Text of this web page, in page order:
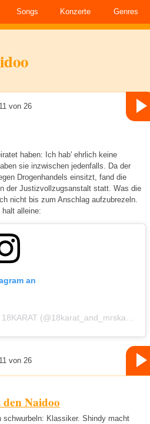
Songs Konzerte Genres
von 26
haben: Ich hab' ehrlich keine
sie inzwischen jedenfalls. Da der
Drogenhandels einsitzt, fand die
der Justizvollzugsanstalt statt. Was die
nicht bis zum Anschlag aufzubrezeln.
alleine:
an
von 26
Naidoo
schwurbeln: Klassiker. Shindy macht